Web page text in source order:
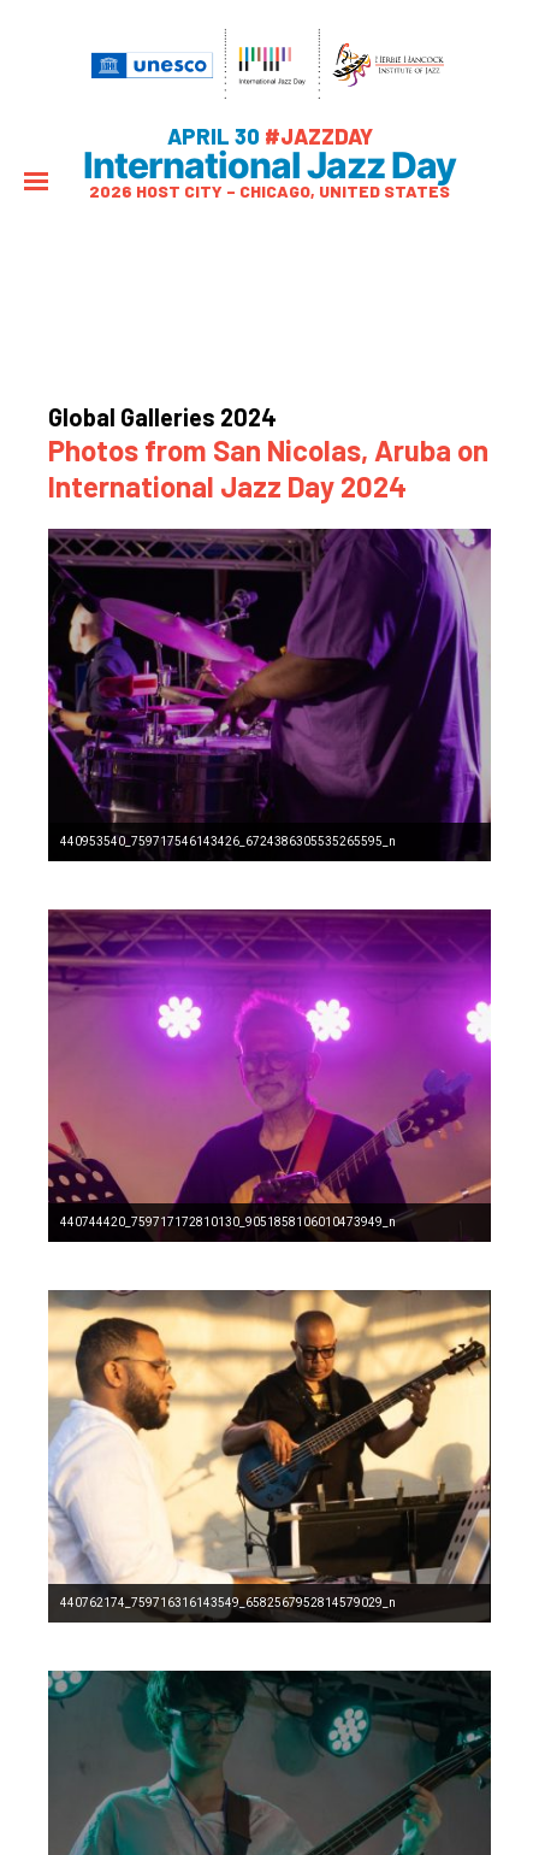
APRIL 30 #JAZZDAY
International Jazz Day
2026 HOST CITY – CHICAGO, UNITED STATES
Global Galleries 2024
Photos from San Nicolas, Aruba on
International Jazz Day 2024
440953540_759717546143426_6724386305535265595_n
440744420_759717172810130_9051858106010473949_n
440762174_759716316143549_6582567952814579029_n